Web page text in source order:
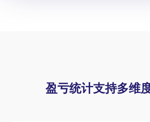
盈亏统计支持多维